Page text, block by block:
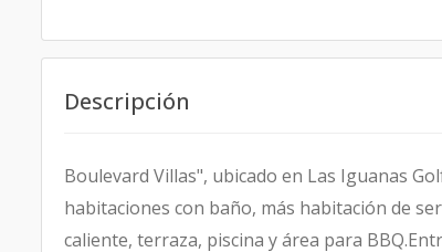
Descripción
Boulevard Villas", ubicado en Las Iguanas
habitaciones con baño, más habitación de
caliente, terraza, piscina y área para